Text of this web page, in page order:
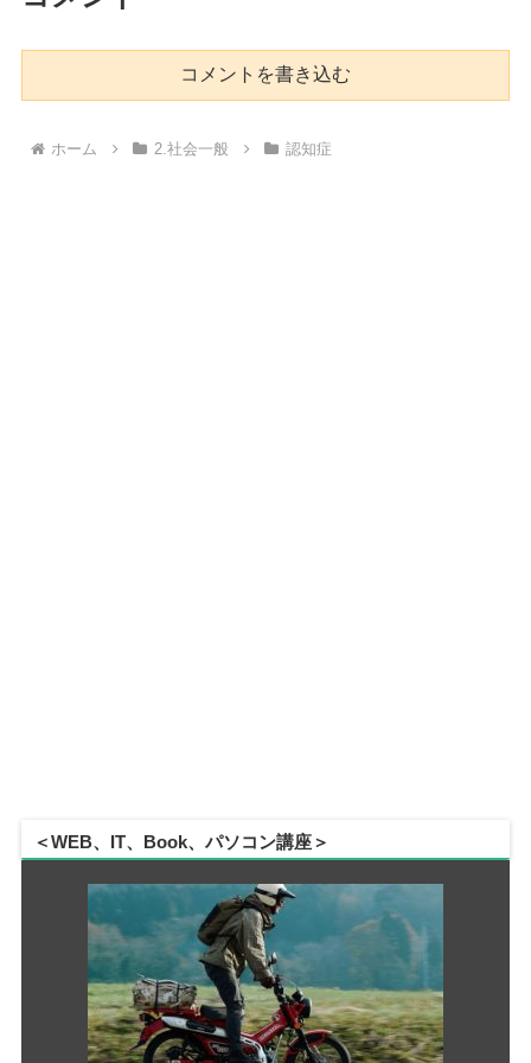
コメントを書き込む
ホーム 2.社会一般 認知症
＜WEB、IT、Book、パソコン講座＞